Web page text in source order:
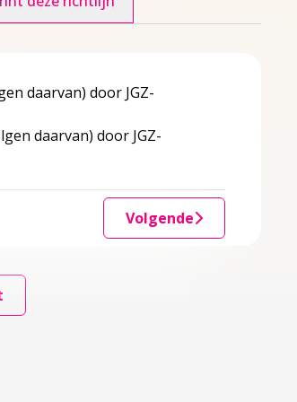
daarvan) door JGZ-
daarvan) door JGZ-
Volgende